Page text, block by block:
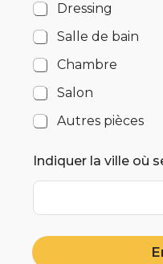
Dressing
Salle de bain
Chambre
Salon
Autres pièces
Indiquer la ville où